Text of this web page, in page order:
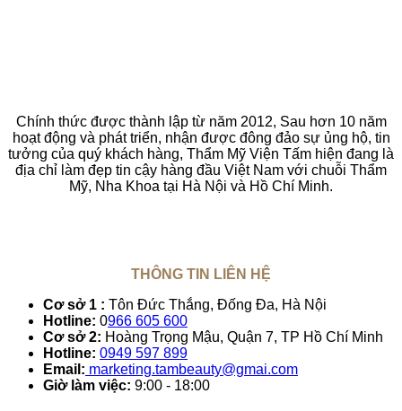
Chính thức được thành lập từ năm 2012, Sau hơn 10 năm
hoạt động và phát triển, nhận được đông đảo sự ủng hộ, tin
tưởng của quý khách hàng, Thẩm Mỹ Viện Tấm hiện đang là
địa chỉ làm đẹp tin cậy hàng đầu Việt Nam với chuỗi Thẩm
Mỹ, Nha Khoa tại Hà Nội và Hồ Chí Minh.
THÔNG TIN LIÊN HỆ
Cơ sở 1 : Tôn Đức Thắng, Đống Đa, Hà Nội
Hotline: 0966 605 600
Cơ sở 2: Hoàng Trọng Mậu, Quận 7, TP Hồ Chí Minh
Hotline: 0949 597 899
Email: marketing.tambeauty@gmai.com
Giờ làm việc: 9:00 - 18:00